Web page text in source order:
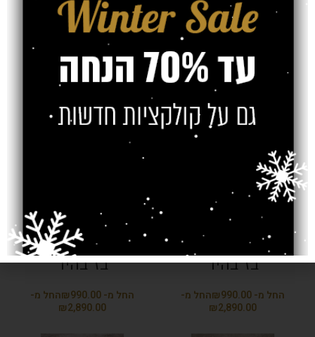
שטיח ברצלונה 05
בז' בהיר
₪
בז' בהיר
₪
שטיח ברצלונה 08
בז' בהיר
₪
₪
שטיח ברצלונה 09
בז' בהיר
₪
₪